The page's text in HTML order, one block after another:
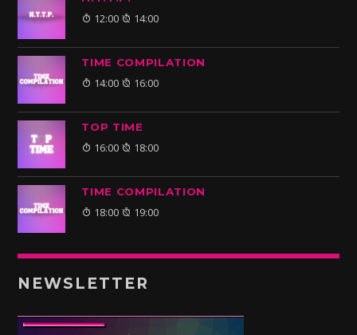
12:00 14:00
TIME COMPILATION
14:00 16:00
TOP TIME
16:00 18:00
TIME COMPILATION
18:00 19:00
NEWSLETTER